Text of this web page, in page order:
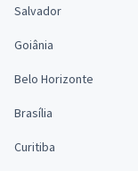
Salvador
Goiânia
Belo Horizonte
Brasília
Curitiba